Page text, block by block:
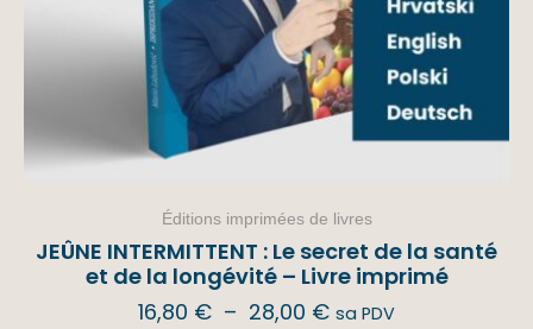
Éditions imprimées de livres
JEÛNE INTERMITTENT : Le secret de la santé
et de la longévité – Livre imprimé
16,80 € – 28,00 € sa PDV